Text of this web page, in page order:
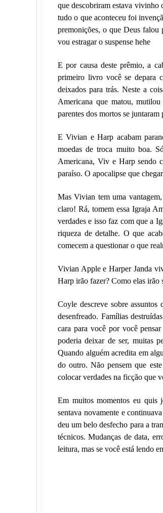
que descobriram estava vivinho
tudo o que aconteceu foi
premonições, o que Deus falou
vou estragar o suspense hehe
E por causa deste prêmio, a
primeiro livro você se depara
deixados para trás. Neste a
Americana que matou,
parentes dos mortos se
E Vivian e Harp acabam
moedas de troca muito boa.
Americana, Viv e Harp sendo
paraíso. O apocalipse que
Mas Vivian tem uma
claro! Rá, tomem essa Igraja
verdades e isso faz com que a
riqueza de detalhe. O que
comecem a questionar o que
Vivian Apple e Harper Janda
Harp irão fazer? Como elas irão
Coyle descreve sobre
desenfreado. Famílias
cara para você por você
poderia deixar de ser, muitas
Quando alguém acredita em
do outro. Não pensem que
colocar verdades na ficção que
Em muitos momentos eu quis
sentava novamente e
deu um belo desfecho para a
técnicos. Mudanças de data,
leitura, mas se você está lendo